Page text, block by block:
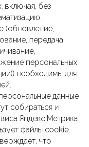
включая, без
(обновление,
передача
персональных
необходимы для
данные
собираться и
Яндекс.Метрика
файлы cookie.
что